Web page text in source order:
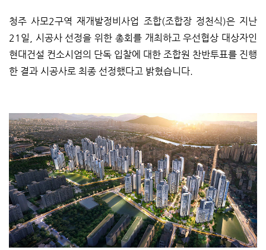
청주 사모2구역 재개발정비사업 조합(조합장 정천식)은 지난
21일, 시공사 선정을 위한 총회를 개최하고 우선협상 대상자인
현대건설 컨소시엄의 단독 입찰에 대한 조합원 찬반투표를 진행
한 결과 시공사로 최종 선정했다고 밝혔습니다.